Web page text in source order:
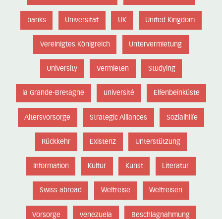
banks Universität UK United Kingdom
Vereinigtes Königreich Untervermietung
University Vermieten Studying
la Grande-Bretagne université Elfenbeinküste
Altersvorsorge Strategic Alliances Sozialhilfe
Rückkehr Existenz Unterstützung
Information Kultur Kunst Literatur
Swiss abroad Weltreise Weltreisen
Vorsorge venezuela Beschlagnahmung